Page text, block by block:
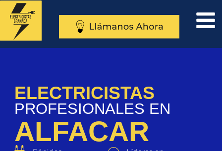
contenido
ELECTRICISTAS
PROFESIONALES EN
ALFACAR